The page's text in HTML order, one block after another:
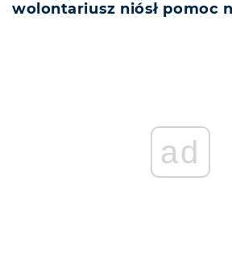
wolontariusz niósł pomoc
ad